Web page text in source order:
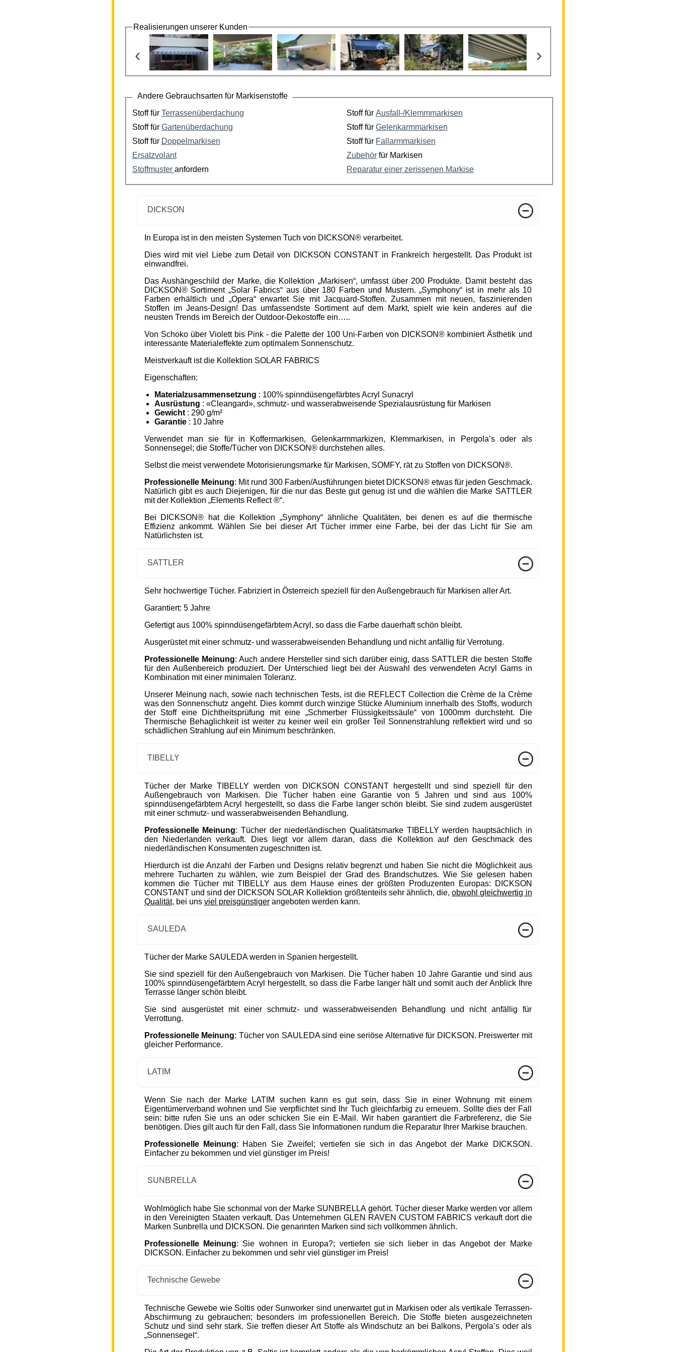
Realisierungen unserer Kunden
‹ ›
Andere Gebrauchsarten für Markisenstoffe
Stoff für Terrassenüberdachung Stoff für Ausfall-/Klemmmarkisen
Stoff für Gartenüberdachung Stoff für Gelenkarmmarkisen
Stoff für Doppelmarkisen Stoff für Fallarmmarkisen
Ersatzvolant
Zubehör für Markisen
Stoffmuster anfordern Reparatur einer zerissenen Markise
DICKSON
In Europa ist in den meisten Systemen Tuch von DICKSON® verarbeitet.
Dies wird mit viel Liebe zum Detail von DICKSON CONSTANT in Frankreich hergestellt. Das Produkt ist
einwandfrei.
Das Aushängeschild der Marke, die Kollektion „Markisen“, umfasst über 200 Produkte. Damit besteht das
DICKSON® Sortiment „Solar Fabrics“ aus über 180 Farben und Mustern. „Symphony“ ist in mehr als 10
Farben erhältlich und „Opera“ erwartet Sie mit Jacquard-Stoffen. Zusammen mit neuen, faszinierenden
Stoffen im Jeans-Design! Das umfassendste Sortiment auf dem Markt, spielt wie kein anderes auf die
neusten Trends im Bereich der Outdoor-Dekostoffe ein…..
Von Schoko über Violett bis Pink - die Palette der 100 Uni-Farben von DICKSON® kombiniert Ästhetik und
interessante Materialeffekte zum optimalem Sonnenschutz.
Meistverkauft ist die Kollektion SOLAR FABRICS
Eigenschaften:
Materialzusammensetzung : 100% spinndüsengefärbtes Acryl Sunacryl
Ausrüstung : «Cleangard», schmutz- und wasserabweisende Spezialausrüstung für Markisen
Gewicht: 290 g/m²
Garantie: 10 Jahre
Verwendet man sie für in Koffermarkisen, Gelenkarmmarkizen, Klemmarkisen, in Pergola’s oder als
Sonnensegel; die Stoffe/Tücher von DICKSON® durchstehen alles.
Selbst die meist verwendete Motorisierungsmarke für Markisen, SOMFY, rät zu Stoffen von DICKSON®.
Professionelle Meinung: Mit rund 300 Farben/Ausführungen bietet DICKSON® etwas für jeden Geschmack.
Natürlich gibt es auch Diejenigen, für die nur das Beste gut genug ist und die wählen die Marke SATTLER
mit der Kollektion „Elements Reflect ®“.
Bei DICKSON® hat die Kollektion „Symphony“ ähnliche Qualitäten, bei denen es auf die thermische
Effizienz ankommt. Wählen Sie bei dieser Art Tücher immer eine Farbe, bei der das Licht für Sie am
Natürlichsten ist.
SATTLER
Sehr hochwertige Tücher. Fabriziert in Österreich speziell für den Außengebrauch für Markisen aller Art.
Garantiert: 5 Jahre
Gefertigt aus 100% spinndüsengefärbtem Acryl, so dass die Farbe dauerhaft schön bleibt.
Ausgerüstet mit einer schmutz- und wasserabweisenden Behandlung und nicht anfällig für Verrotung.
Professionelle Meinung: Auch andere Hersteller sind sich darüber einig, dass SATTLER die besten Stoffe
für den Außenbereich produziert. Der Unterschied liegt bei der Auswahl des verwendeten Acryl Garns in
Kombination mit einer minimalen Toleranz.
Unserer Meinung nach, sowie nach technischen Tests, ist die REFLECT Collection die Crème de la Crème
was den Sonnenschutz angeht. Dies kommt durch winzige Stücke Aluminium innerhalb des Stoffs, wodurch
der Stoff eine Dichtheitsprüfung mit eine „Schmerber Flüssigkeitssäule“ von 1000mm durchsteht. Die
Thermische Behaglichkeit ist weiter zu keiner weil ein großer Teil Sonnenstrahlung reflektiert wird und so
schädlichen Strahlung auf ein Minimum beschränken.
TIBELLY
Tücher der Marke TIBELLY werden von DICKSON CONSTANT hergestellt und sind speziell für den
Außengebrauch von Markisen. Die Tücher haben eine Garantie von 5 Jahren und sind aus 100%
spinndüsengefärbtem Acryl hergestellt, so dass die Farbe langer schön bleibt. Sie sind zudem ausgerüstet
mit einer schmutz- und wasserabweisenden Behandlung.
Professionelle Meinung: Tücher der niederländischen Qualitätsmarke TIBELLY werden hauptsächlich in
den Niederlanden verkauft. Dies liegt vor allem daran, dass die Kollektion auf den Geschmack des
niederländischen Konsumenten zugeschnitten ist.
Hierdurch ist die Anzahl der Farben und Designs relativ begrenzt und haben Sie nicht die Möglichkeit aus
mehrere Tucharten zu wählen, wie zum Beispiel der Grad des Brandschutzes. Wie Sie gelesen haben
kommen die Tücher mit TIBELLY aus dem Hause eines der größten Produzenten Europas: DICKSON
CONSTANT und sind der DICKSON SOLAR Kollektion größtenteils sehr ähnlich, die,obwohl gleichwertig in
Qualität, bei uns viel preisgünstigerangeboten werden kann.
SAULEDA
Tücher der Marke SAULEDA werden in Spanien hergestellt.
Sie sind speziell für den Außengebrauch von Markisen. Die Tücher haben 10 Jahre Garantie und sind aus
100% spinndüsengefärbtem Acryl hergestellt, so dass die Farbe langer hält und somit auch der Anblick Ihre
Terrasse länger schön bleibt.
Sie sind ausgerüstet mit einer schmutz- und wasserabweisenden Behandlung und nicht anfällig für
Verrottung.
Professionelle Meinung: Tücher von SAULEDA sind eine seriöse Alternative für DICKSON. Preiswerter mit
gleicher Performance.
LATIM
Wenn Sie nach der Marke LATIM suchen kann es gut sein, dass Sie in einer Wohnung mit einem
Eigentümerverband wohnen und Sie verpflichtet sind Ihr Tuch gleichfarbig zu erneuern. Sollte dies der Fall
sein: bitte rufen Sie uns an oder schicken Sie ein E-Mail. Wir haben garantiert die Farbreferenz, die Sie
benötigen. Dies gilt auch für den Fall, dass Sie Informationen rundum die Reparatur Ihrer Markise brauchen.
Professionelle Meinung: Haben Sie Zweifel; vertiefen sie sich in das Angebot der Marke DICKSON.
Einfacher zu bekommen und viel günstiger im Preis!
SUNBRELLA
Wohlmöglich habe Sie schonmal von der Marke SUNBRELLA gehört. Tücher dieser Marke werden vor allem
in den Vereinigten Staaten verkauft. Das Unternehmen GLEN RAVEN CUSTOM FABRICS verkauft dort die
Marken Sunbrella und DICKSON. Die genannten Marken sind sich vollkommen ähnlich.
Professionelle Meinung: Sie wohnen in Europa?; vertiefen sie sich lieber in das Angebot der Marke
DICKSON. Einfacher zu bekommen und sehr viel günstiger im Preis!
Technische Gewebe
Technische Gewebe wie Soltis oder Sunworker sind unerwartet gut in Markisen oder als vertikale Terrassen-
Abschirmung zu gebrauchen; besonders im professionellen Bereich. Die Stoffe bieten ausgezeichneten
Schutz und sind sehr stark. Sie treffen dieser Art Stoffe als Windschutz an bei Balkons, Pergola’s oder als
„Sonnensegel“.